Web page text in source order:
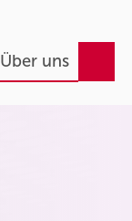
Über uns